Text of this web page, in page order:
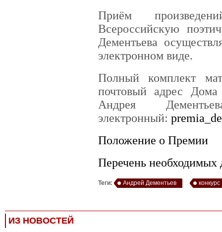
Приём
Всероссийскую
Дементьева
электронном виде.
Полный комплект
почтовый адрес
Андрея
электронный:
Положение о Премии
Перечень необходимых
Теги: Андрей Дементьев конкурс
ИЗ НОВОСТЕЙ